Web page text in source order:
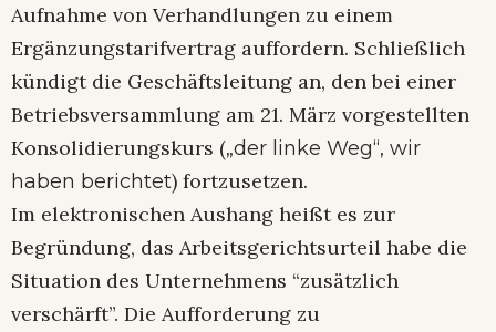
Aufnahme von Verhandlungen zu einem
Ergänzungstarifvertrag auffordern. Schließlich
kündigt die Geschäftsleitung an, den bei einer
Betriebsversammlung am 21. März vorgestellten
Konsolidierungskurs („der linke Weg“, wir
haben berichtet) fortzusetzen.
Im elektronischen Aushang heißt es zur
Begründung, das Arbeitsgerichtsurteil habe die
Situation des Unternehmens “zusätzlich
verschärft”. Die Aufforderung zu